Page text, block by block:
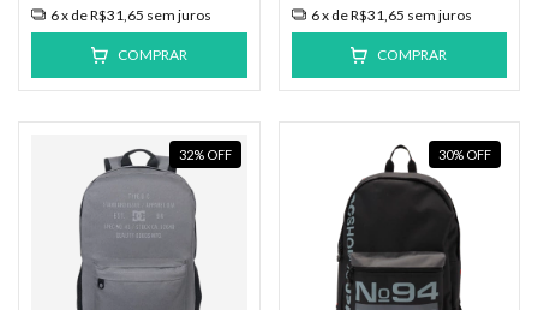
6x deR$31,65 sem juros
COMPRAR
6x deR$31,65 sem juros
COMPRAR
32% OFF 30% OFF